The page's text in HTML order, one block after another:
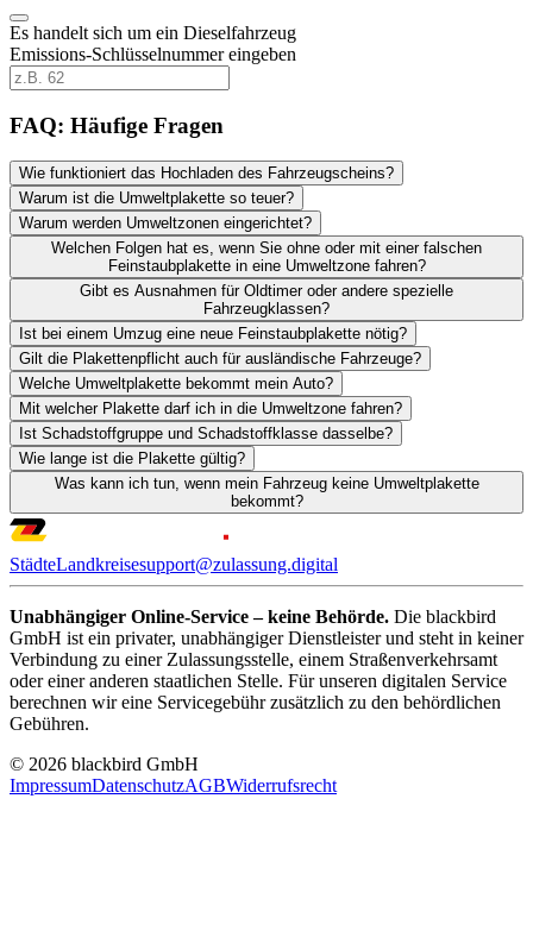
Es handelt sich um ein Dieselfahrzeug
Emissions-Schlüsselnummer eingeben
FAQ: Häufige Fragen
Wie funktioniert das Hochladen des Fahrzeugscheins?
Warum ist die Umweltplakette so teuer?
Warum werden Umweltzonen eingerichtet?
Welchen Folgen hat es, wenn Sie ohne oder mit einer falschen
Feinstaubplakette in eine Umweltzone fahren?
Gibt es Ausnahmen für Oldtimer oder andere spezielle
Fahrzeugklassen?
Ist bei einem Umzug eine neue Feinstaubplakette nötig?
Gilt die Plakettenpflicht auch für ausländische Fahrzeuge?
Welche Umweltplakette bekommt mein Auto?
Mit welcher Plakette darf ich in die Umweltzone fahren?
Ist Schadstoffgruppe und Schadstoffklasse dasselbe?
Wie lange ist die Plakette gültig?
Was kann ich tun, wenn mein Fahrzeug keine Umweltplakette
bekommt?
StädteLandkreisesupport@zulassung.digital
Unabhängiger Online-Service – keine Behörde. Die blackbird
GmbH ist ein privater, unabhängiger Dienstleister und steht in keiner
Verbindung zu einer Zulassungsstelle, einem Straßenverkehrsamt
oder einer anderen staatlichen Stelle. Für unseren digitalen Service
berechnen wir eine Servicegebühr zusätzlich zu den behördlichen
Gebühren.
© 2026 blackbird GmbH
ImpressumDatenschutzAGBWiderrufsrecht